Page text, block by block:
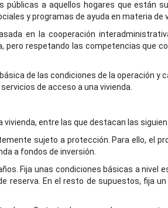
públicas a aquellos hogares que están
y programas de ayuda en materia de
en la cooperación
pero respetando las competencias que
de las condiciones de la operación y
de acceso a una vivienda.
entre las que destacan las
sujeto a protección. Para ello, el
a fondos de inversión.
Fija unas condiciones básicas a nivel
reserva. En el resto de supuestos, fija